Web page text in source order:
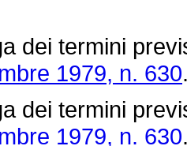
dei termini
1979, n. 630
dei termini
1979, n. 630